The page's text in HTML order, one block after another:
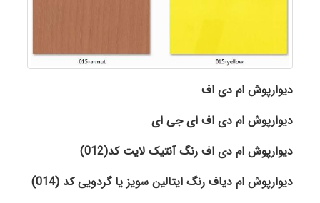
دیوارپوش ام دی اف
دیوارپوش ام دی اف ای جی ای
دیوارپوش ام دی اف رنگ آنتیک لایت کد(012)
دیوارپوش ام دیاف رنگ ایتالین سویز یا گردویی کد (014)